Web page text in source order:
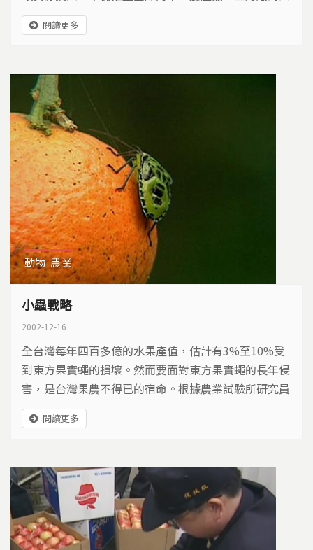
月初，在台南後壁舉辦的台灣國際蘭展熱鬧舉辦，政府
宣示蘭花生物科技園區是台灣農業的新紀元，也將具帶
技園區，到底只是表面的華麗？還是真的能夠幫助國際
行銷？許多蘭花園還在觀望。台灣究竟在競爭激烈的國
際蘭花市場中，要如何保持蝴蝶蘭王國的美譽？
閱讀更多
動物 農業
小蟲戰略
2002-12-16
全台灣每年四百多億的水果產值，估計有3%至10%受
到東方果實蠅的損壞。然而要面對東方果實蠅的長年侵
害，是台灣果農不得已的宿命。根據農業試驗所研究員
鄭允表示，早在日據時代就已經鑑定出，東方果實蠅是
台灣的本地種昆蟲。從民國50年代，果農已沿用國外研
群密度，而這也是至今最有效的方法。
閱讀更多